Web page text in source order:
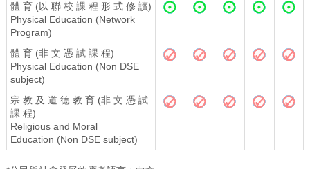
體 育 (以 聯 校 課 程 形 式 修 讀)
Physical Education (Network
Program)
體 育 (非 文 憑 試 課 程)
Physical Education (Non DSE
subject)
宗 教 及 道 德 教 育 (非 文 憑 試
課 程)
Religious and Moral
Education (Non DSE subject)